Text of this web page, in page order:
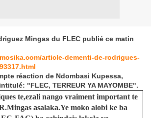
Mingas du FLEC publié ce matin
article-dementi-de-rodrigues-
réaction de Ndombasi Kupessa,
"FLEC, TERREUR YA MAYOMBE".
te,ezali nango vraiment important te
asalaka.Ye moko alobi ke ba